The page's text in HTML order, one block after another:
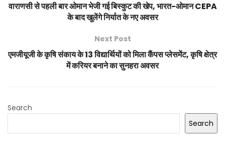
वाराणसी से पहली बार ओमान भेजी गई बिस्कुट की खेप, भारत-ओमान CEPA
के बाद खुलेंगे निर्यात के नए अवसर
Next Post
एमजीयूजी के कृषि संकाय के 13 विद्यार्थियों को मिला कैंपस प्लेसमेंट, कृषि क्षेत्र
में करियर बनाने का सुनहरा अवसर
Search
Search